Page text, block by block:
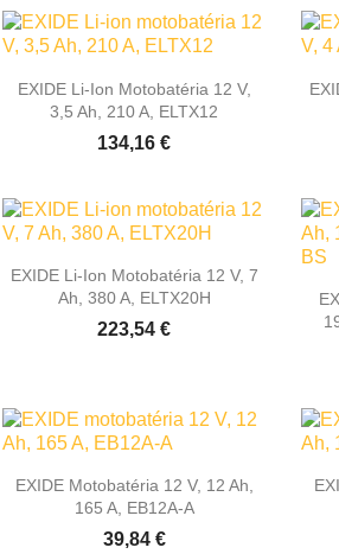
 Rýchly náhľad
EXIDE Li-Ion Motobatéria 12 V,
3,5 Ah, 210 A, ELTX12
134,16 €
 Rýchly náhľad
EXIDE Li-Ion Motobatéria 12 V, 7
Ah, 380 A, ELTX20H
223,54 €
 Rýchly náhľad
EXIDE Motobatéria 12 V, 12 Ah,
165 A, EB12A-A
39,84 €